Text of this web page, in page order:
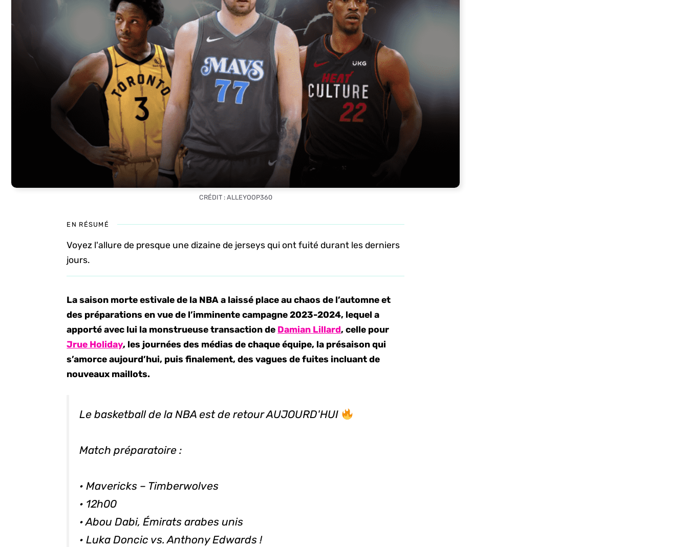
CRÉDIT : ALLEYOOP360
EN RÉSUMÉ
Voyez l'allure de presque une dizaine de jerseys qui ont fuité durant les derniers
jours.
La saison morte estivale de la NBA a laissé place au chaos de l’automne et
des préparations en vue de l’imminente campagne 2023-2024, lequel a
apporté avec lui la monstrueuse transaction de Damian Lillard, celle pour
Jrue Holiday, les journées des médias de chaque équipe, la présaison qui
s’amorce aujourd’hui, puis finalement, des vagues de fuites incluant de
nouveaux maillots.
Le basketball de la NBA est de retour AUJOURD'HUI
Match préparatoire :
• Mavericks – Timberwolves
• 12h00
• Abou Dabi, Émirats arabes unis
• Luka Doncic vs. Anthony Edwards !